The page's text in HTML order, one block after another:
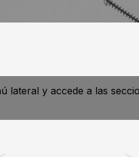
lateral y accede a las